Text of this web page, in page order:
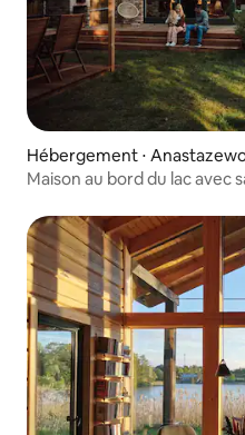
Hébergement ⋅
Maison au bord du lac avec